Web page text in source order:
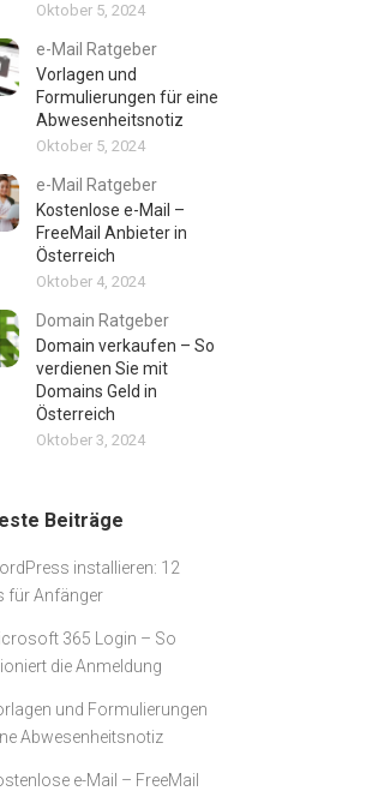
Oktober 5, 2024
e-Mail Ratgeber
Vorlagen und
Formulierungen für eine
Abwesenheitsnotiz
Oktober 5, 2024
e-Mail Ratgeber
Kostenlose e-Mail –
FreeMail Anbieter in
Österreich
Oktober 4, 2024
Domain Ratgeber
Domain verkaufen – So
verdienen Sie mit
Domains Geld in
Österreich
Oktober 3, 2024
Beiträge
installieren: 12
für Anfänger
365 Login – So
die Anmeldung
und Formulierungen
Abwesenheitsnotiz
e-Mail – FreeMail